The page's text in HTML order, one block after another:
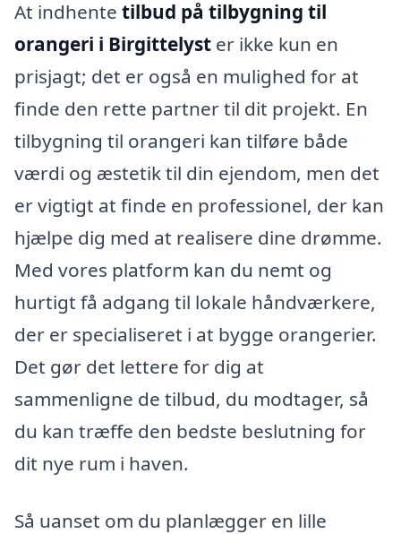
At indhente tilbud på tilbygning til
orangeri i Birgittelyst er ikke kun en
prisjagt; det er også en mulighed for at
finde den rette partner til dit projekt. En
tilbygning til orangeri kan tilføre både
værdi og æstetik til din ejendom, men det
er vigtigt at finde en professionel, der kan
hjælpe dig med at realisere dine drømme.
Med vores platform kan du nemt og
hurtigt få adgang til lokale håndværkere,
der er specialiseret i at bygge orangerier.
Det gør det lettere for dig at
sammenligne de tilbud, du modtager, så
du kan træffe den bedste beslutning for
dit nye rum i haven.
Så uanset om du planlægger en lille